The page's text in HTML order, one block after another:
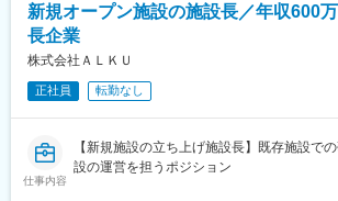
間的成長を求め続けます。
施設は駅の近くにあり、ご家族が訪れやすい
に喜ばれています。また、グループのスーパ
各施設にはスタッフ30～50名が勤務していま
ら、実務を段階的に習得していただきます。
お一人で顧客を担当いただくまでの期間は、
6か月を想定しておりますが、これまでのご
で良好な関係を築き、それが当社の売り上
業活動となります。新商品が出る頻度が高く
新規オープン施設の施設長／年収600
長企業
株式会社ＡＬＫＵ
正社員 転勤なし
仕事内容
【新規施設の立ち上げ施設長】既存施設で
設の運営を担うポジション